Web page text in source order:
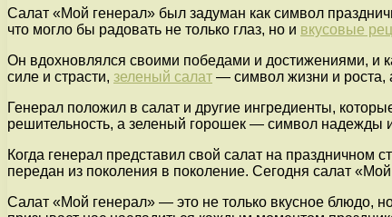
Салат «Мой генерал» был задуман как символ
что могло бы радовать не только глаз, но и вкусовые
Он вдохновлялся своими победами и достижениями, и
силе и страсти, зеленый салат — символ жизни и роста,
Генерал положил в салат и другие ингредиенты,
решительность, а зеленый горошек — символ надежды
Когда генерал представил свой салат на
передан из поколения в поколение. Сегодня салат
Салат «Мой генерал» — это не только вкусное блюдо,